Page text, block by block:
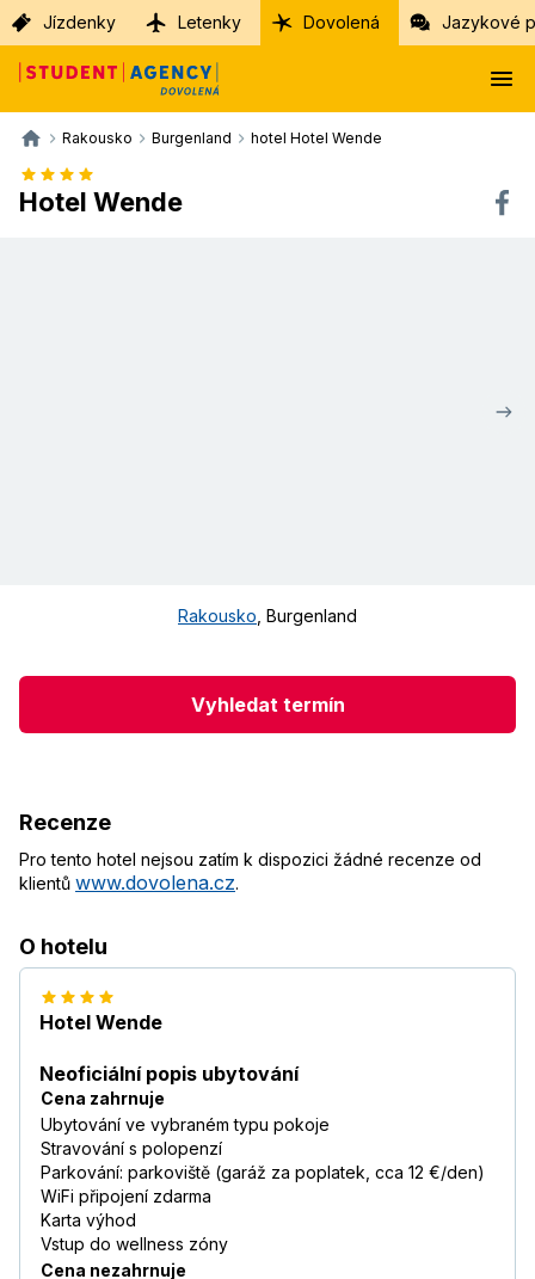
Jízdenky Letenky Dovolená Jazykové
Rakousko Burgenland hotel Hotel Wende
Hotel Wende
Rakousko Burgenland
Vyhledat termín
Recenze
Pro tento hotel nejsou zatím k dispozici žádné recenze od
klientů www.dovolena.cz.
O hotelu
Hotel Wende
Neoficiální popis ubytování
Cena zahrnuje
Ubytování ve vybraném typu pokoje
Stravování s polopenzí
Parkování: parkoviště (garáž za poplatek, cca 12 €/den)
WiFi připojení zdarma
Karta výhod
Vstup do wellness zóny
Cena nezahrnuje